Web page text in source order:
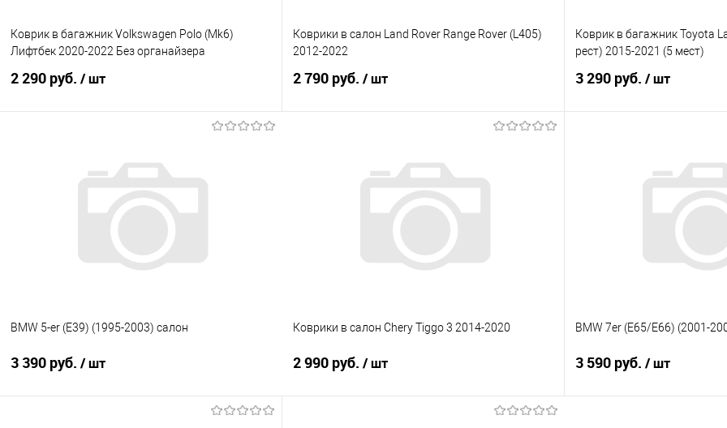
Коврик в багажник Volkswagen Polo (Mk6)
Лифтбек 2020-2022 Без органайзера
2 290 руб. / шт
Купить в 1 клик
Сравнение
Под заказ
Коврики в салон Land Rover Range Rover (L405)
2012-2022
2 790 руб. / шт
Купить в 1 клик
Сравнение
Под заказ
Коврик в багажник Toyota
рест) 2015-2021 (5 мест)
3 290 руб. / шт
Купить в 1 клик
BMW 5-er (E39) (1995-2003) салон
3 390 руб. / шт
Коврики в салон Chery Tiggo 3 2014-2020
2 990 руб. / шт
BMW 7er (E65/E66) (2001-
3 590 руб. / шт